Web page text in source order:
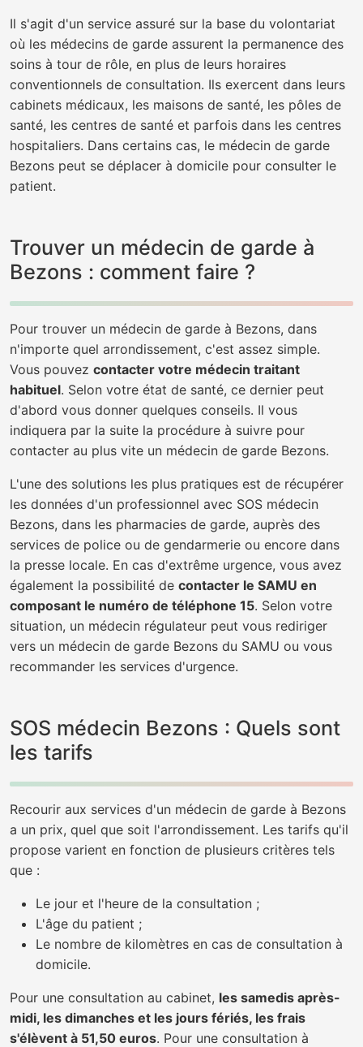
Il s'agit d'un service assuré sur la base du volontariat
où les médecins de garde assurent la permanence des
soins à tour de rôle, en plus de leurs horaires
conventionnels de consultation. Ils exercent dans leurs
cabinets médicaux, les maisons de santé, les pôles de
santé, les centres de santé et parfois dans les centres
hospitaliers. Dans certains cas, le médecin de garde
Bezons peut se déplacer à domicile pour consulter le
patient.
Trouver un médecin de garde à
Bezons : comment faire ?
Pour trouver un médecin de garde à Bezons, dans
n'importe quel arrondissement, c'est assez simple.
Vous pouvez contacter votre médecin traitant
habituel. Selon votre état de santé, ce dernier peut
d'abord vous donner quelques conseils. Il vous
indiquera par la suite la procédure à suivre pour
contacter au plus vite un médecin de garde Bezons.
L'une des solutions les plus pratiques est de récupérer
les données d'un professionnel avec SOS médecin
Bezons, dans les pharmacies de garde, auprès des
services de police ou de gendarmerie ou encore dans
la presse locale. En cas d'extrême urgence, vous avez
également la possibilité de contacter le SAMU en
composant le numéro de téléphone 15. Selon votre
situation, un médecin régulateur peut vous rediriger
vers un médecin de garde Bezons du SAMU ou vous
recommander les services d'urgence.
SOS médecin Bezons : Quels sont
les tarifs
Recourir aux services d'un médecin de garde à Bezons
a un prix, quel que soit l'arrondissement. Les tarifs qu'il
propose varient en fonction de plusieurs critères tels
que :
Le jour et l'heure de la consultation ;
L'âge du patient ;
Le nombre de kilomètres en cas de consultation à
domicile.
Pour une consultation au cabinet, les samedis après-
midi, les dimanches et les jours fériés, les frais
s'élèvent à 51,50 euros. Pour une consultation à